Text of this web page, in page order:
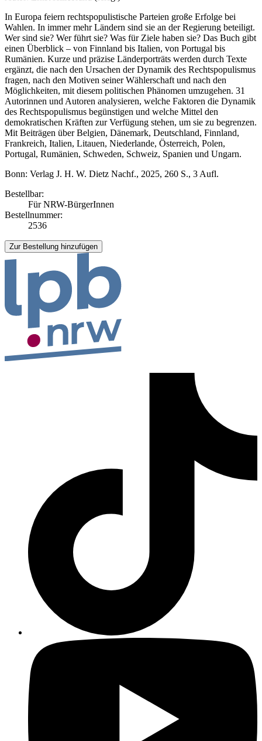
In Europa feiern rechtspopulistische Parteien große Erfolge bei
Wahlen. In immer mehr Ländern sind sie an der Regierung beteiligt.
Wer sind sie? Wer führt sie? Was für Ziele haben sie? Das Buch gibt
einen Überblick – von Finnland bis Italien, von Portugal bis
Rumänien. Kurze und präzise Länderporträts werden durch Texte
ergänzt, die nach den Ursachen der Dynamik des Rechtspopulismus
fragen, nach den Motiven seiner Wählerschaft und nach den
Möglichkeiten, mit diesem politischen Phänomen umzugehen. 31
Autorinnen und Autoren analysieren, welche Faktoren die Dynamik
des Rechtspopulismus begünstigen und welche Mittel den
demokratischen Kräften zur Verfügung stehen, um sie zu begrenzen.
Mit Beiträgen über Belgien, Dänemark, Deutschland, Finnland,
Frankreich, Italien, Litauen, Niederlande, Österreich, Polen,
Portugal, Rumänien, Schweden, Schweiz, Spanien und Ungarn.
Bonn: Verlag J. H. W. Dietz Nachf., 2025, 260 S., 3 Aufl.
Bestellbar:
Für NRW-BürgerInnen
Bestellnummer:
2536
Zur Bestellung hinzufügen